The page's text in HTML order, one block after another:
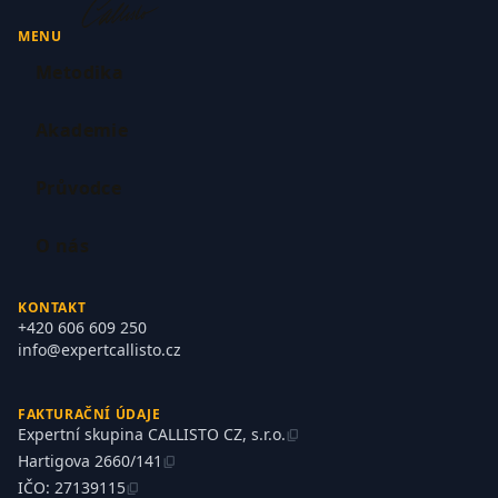
MENU
Metodika
Akademie
Průvodce
O nás
KONTAKT
+420 606 609 250
info@expertcallisto.cz
FAKTURAČNÍ ÚDAJE
Expertní skupina CALLISTO CZ, s.r.o. content_copy
Hartigova 2660/141 content_copy
IČO: 27139115content_copy